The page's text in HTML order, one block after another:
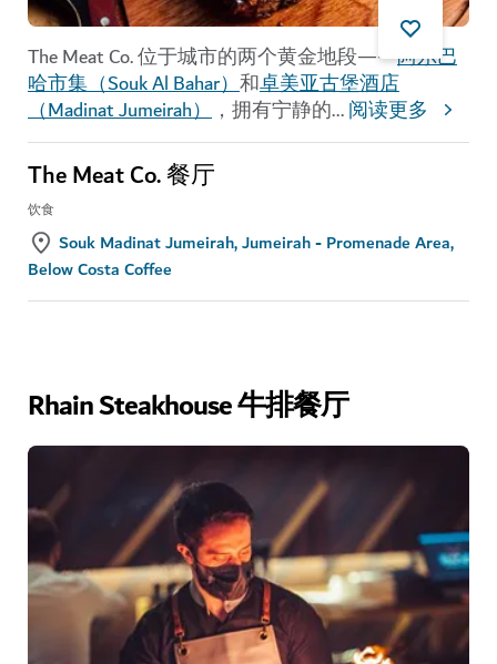
The Meat Co. 位于城市的两个黄金地段——阿尔巴
哈市集（Souk Al Bahar）和卓美亚古堡酒店
（Madinat Jumeirah） ，拥有宁静的...阅读更多
The Meat Co. 餐厅
饮食
Souk Madinat Jumeirah, Jumeirah - Promenade Area,
Below Costa Coffee
Rhain Steakhouse 牛排餐厅